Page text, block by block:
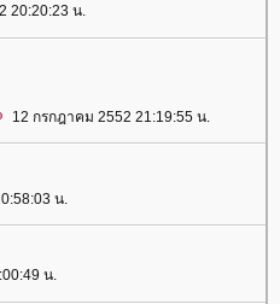
20:20:23 น.
12 กรกฎาคม 2552 21:19:55 น.
น.
น.